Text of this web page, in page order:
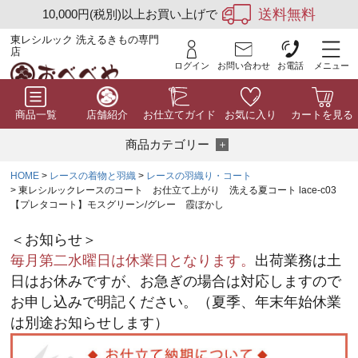
10,000円(税別)以上お買い上げで 送料無料
東レシルック 洗えるきもの専門
店
ログイン お問い合わせ お電話 メニュー
商品一覧 店舗紹介 お仕立てガイド お気に入り カートを見る
商品カテゴリー
HOME レースの着物と羽織
レースの羽織り・コート
東レシルックレースのコート お仕立て上がり 洗える夏コート lace-c03
【プレタコート】モスグリーン/グレー 霞ぼかし
＜お知らせ＞
毎月第二水曜日は休業日となります。 出荷業務は土
日はお休みですが、お急ぎの場合は対応しますので
お申し込みで明記ください。（夏季、年末年始休業
は別途お知らせします）